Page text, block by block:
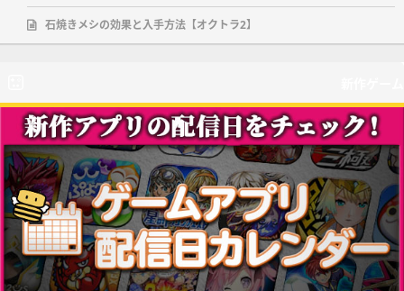
石焼きメシの効果と入手方法【オクトラ2】